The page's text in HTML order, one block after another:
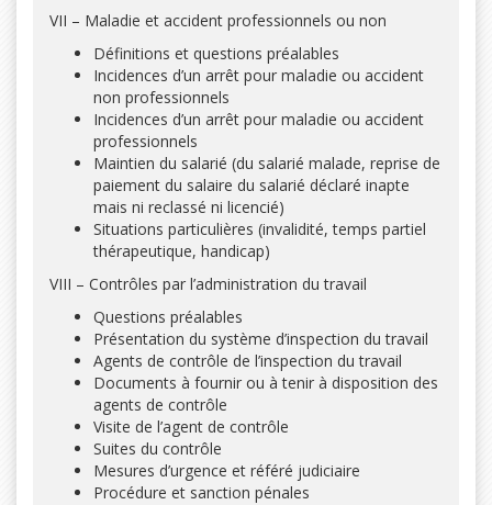
VII – Maladie et accident professionnels ou non
Définitions et questions préalables
Incidences d’un arrêt pour maladie ou accident
non professionnels
Incidences d’un arrêt pour maladie ou accident
professionnels
Maintien du salarié (du salarié malade, reprise de
paiement du salaire du salarié déclaré inapte
mais ni reclassé ni licencié)
Situations particulières (invalidité, temps partiel
thérapeutique, handicap)
VIII – Contrôles par l’administration du travail
Questions préalables
Présentation du système d’inspection du travail
Agents de contrôle de l’inspection du travail
Documents à fournir ou à tenir à disposition des
agents de contrôle
Visite de l’agent de contrôle
Suites du contrôle
Mesures d’urgence et référé judiciaire
Procédure et sanction pénales